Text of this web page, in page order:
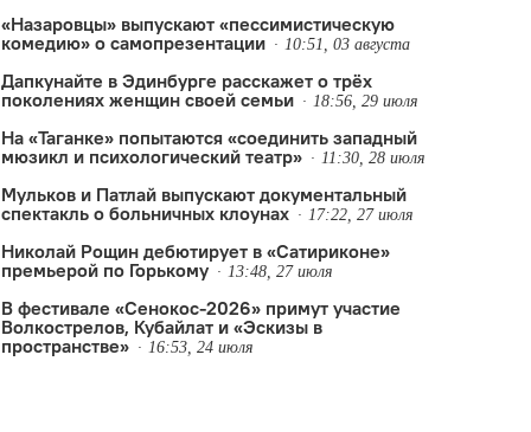
«Назаровцы» выпускают «пессимистическую
комедию» о самопрезентации
10:51, 03 августа
Дапкунайте в Эдинбурге расскажет о трёх
поколениях женщин своей семьи
18:56, 29 июля
На «Таганке» попытаются «соединить западный
мюзикл и психологический театр»
11:30, 28 июля
Мульков и Патлай выпускают документальный
спектакль о больничных клоунах
17:22, 27 июля
Николай Рощин дебютирует в «Сатириконе»
премьерой по Горькому
13:48, 27 июля
В фестивале «Сенокос-2026» примут участие
Волкострелов, Кубайлат и «Эскизы в
пространстве»
16:53, 24 июля